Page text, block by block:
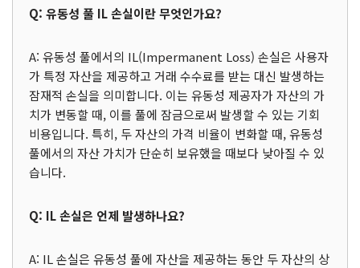
Q: 유동성 풀 IL 손실이란 무엇인가요?
A: 유동성 풀에서의 IL(Impermanent Loss) 손실은 사용자
가 특정 자산을 제공하고 거래 수수료를 받는 대신 발생하는
잠재적 손실을 의미합니다. 이는 유동성 제공자가 자산의 가
치가 변동할 때, 이를 풀에 잠금으로써 발생할 수 있는 기회
비용입니다. 특히, 두 자산의 가격 비율이 변화할 때, 유동성
풀에서의 자산 가치가 단순히 보유했을 때보다 낮아질 수 있
습니다.
Q: IL 손실은 언제 발생하나요?
A: IL 손실은 유동성 풀에 자산을 제공하는 동안 두 자산의 상